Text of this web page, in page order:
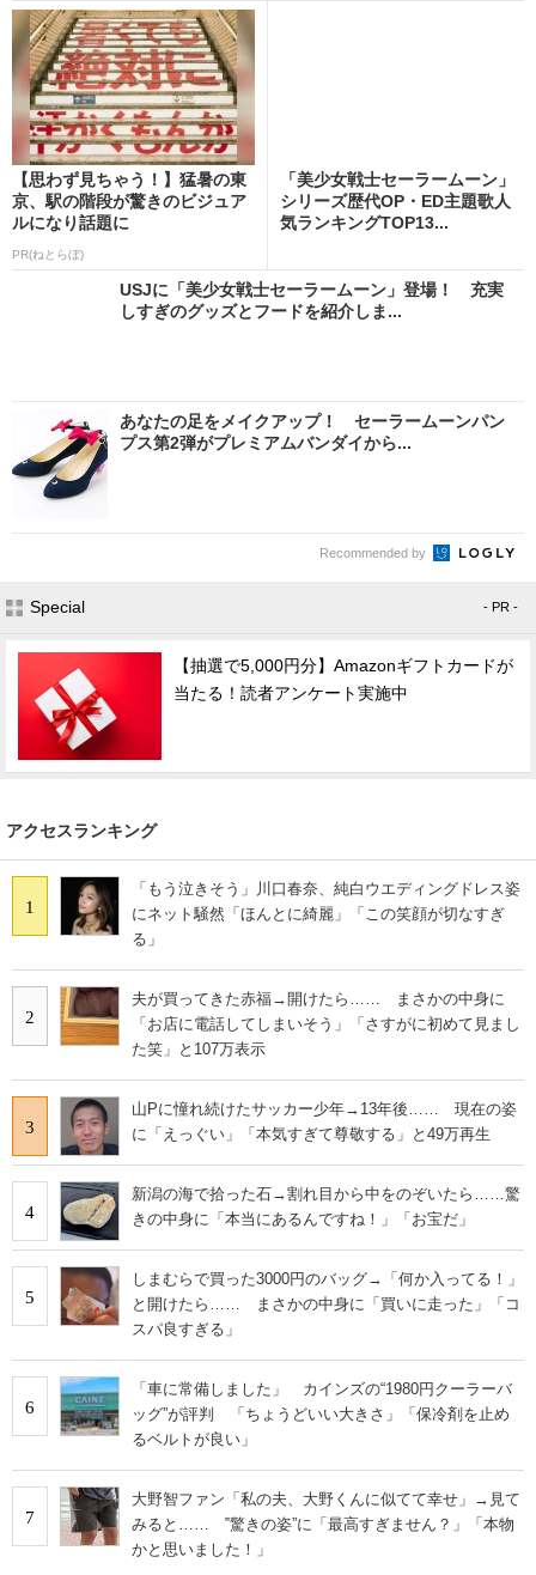
【思わず見ちゃう！】猛暑の東
京、駅の階段が驚きのビジュア
ルになり話題に
PR(ねとらぼ)
「美少女戦士セーラームーン」
シリーズ歴代OP・ED主題歌人
気ランキングTOP13...
USJに「美少女戦士セーラームーン」登場！ 充実
しすぎのグッズとフードを紹介しま...
あなたの足をメイクアップ！ セーラームーンパン
プス第2弾がプレミアムバンダイから...
Recommended by
Special - PR -
【抽選で5,000円分】Amazonギフトカードが
当たる！読者アンケート実施中
アクセスランキング
1
「もう泣きそう」川口春奈、純白ウエディングドレス姿
にネット騒然「ほんとに綺麗」「この笑顔が切なすぎ
る」
2
夫が買ってきた赤福→開けたら…… まさかの中身に
「お店に電話してしまいそう」「さすがに初めて見まし
た笑」と107万表示
3
山Pに憧れ続けたサッカー少年→13年後…… 現在の姿
に「えっぐい」「本気すぎて尊敬する」と49万再生
4
新潟の海で拾った石→割れ目から中をのぞいたら……驚
きの中身に「本当にあるんですね！」「お宝だ」
5
しまむらで買った3000円のバッグ→「何か入ってる！」
と開けたら…… まさかの中身に「買いに走った」「コ
スパ良すぎる」
6
「車に常備しました」 カインズの“1980円クーラーバ
ッグ”が評判 「ちょうどいい大きさ」「保冷剤を止め
るベルトが良い」
7
大野智ファン「私の夫、大野くんに似てて幸せ」→見て
みると…… ‟驚きの姿”に「最高すぎません？」「本物
かと思いました！」